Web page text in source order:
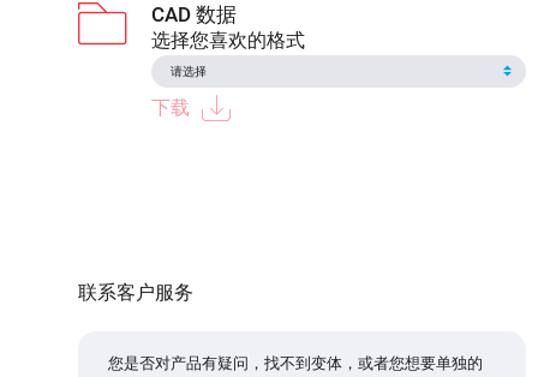
CAD 数据
选择您喜欢的格式
下载
联系客户服务
您是否对产品有疑问，找不到变体，或者您想要单独的